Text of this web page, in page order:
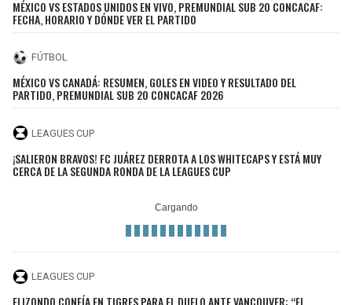
MÉXICO VS ESTADOS UNIDOS EN VIVO, PREMUNDIAL SUB 20 CONCACAF:
FECHA, HORARIO Y DÓNDE VER EL PARTIDO
FÚTBOL
MÉXICO VS CANADÁ: RESUMEN, GOLES EN VIDEO Y RESULTADO DEL
PARTIDO, PREMUNDIAL SUB 20 CONCACAF 2026
LEAGUES CUP
¡SALIERON BRAVOS! FC JUÁREZ DERROTA A LOS WHITECAPS Y ESTÁ MUY
CERCA DE LA SEGUNDA RONDA DE LA LEAGUES CUP
LEAGUES CUP